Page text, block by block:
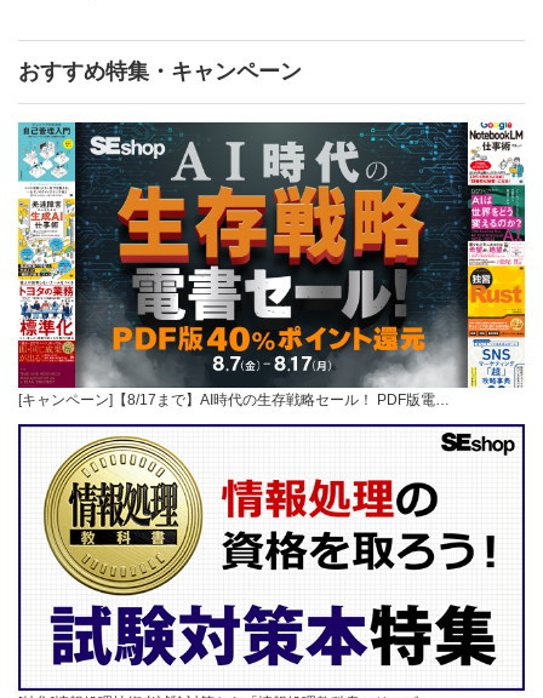
おすすめ特集・キャンペーン
[キャンペーン]【8/17まで】AI時代の生存戦略セール！ PDF版電…